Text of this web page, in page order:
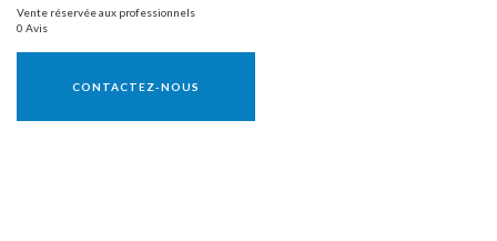
Vente réservée aux professionnels
0 Avis
CONTACTEZ-NOUS